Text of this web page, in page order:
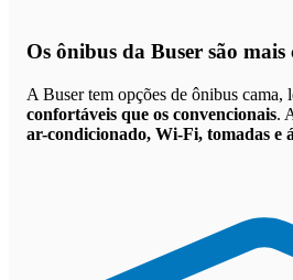
Os ônibus da Buser são mais
A Buser tem opções de ônibus cama,
confortáveis que os convencionais.
ar-condicionado, Wi-Fi, tomadas e